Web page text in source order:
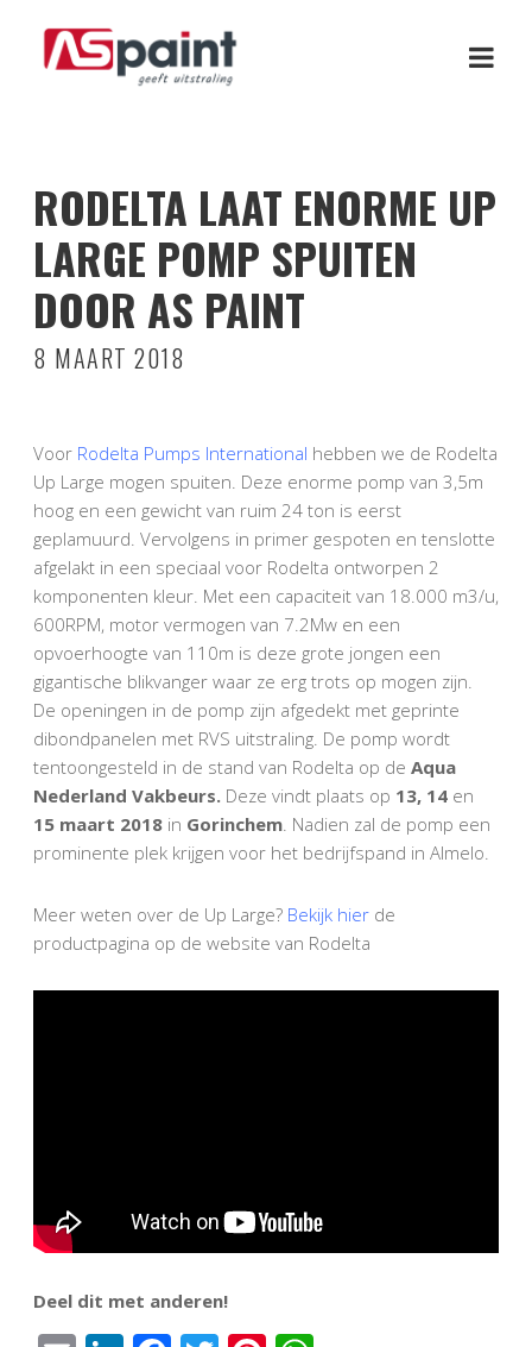
RODELTA LAAT ENORME UP
LARGE POMP SPUITEN
DOOR AS PAINT
8 MAART 2018
Voor Rodelta Pumps International hebben we de Rodelta
Up Large mogen spuiten. Deze enorme pomp van 3,5m
hoog en een gewicht van ruim 24 ton is eerst
geplamuurd. Vervolgens in primer gespoten en tenslotte
afgelakt in een speciaal voor Rodelta ontworpen 2
komponenten kleur. Met een capaciteit van 18.000 m3/u,
600RPM, motor vermogen van 7.2Mw en een
opvoerhoogte van 110m is deze grote jongen een
gigantische blikvanger waar ze erg trots op mogen zijn.
De openingen in de pomp zijn afgedekt met geprinte
dibondpanelen met RVS uitstraling. De pomp wordt
tentoongesteld in de stand van Rodelta op de Aqua
Nederland Vakbeurs. Deze vindt plaats op 13, 14 en
15 maart 2018 in Gorinchem. Nadien zal de pomp een
prominente plek krijgen voor het bedrijfspand in Almelo.
Meer weten over de Up Large? Bekijk hier de
productpagina op de website van Rodelta
Deel dit met anderen!